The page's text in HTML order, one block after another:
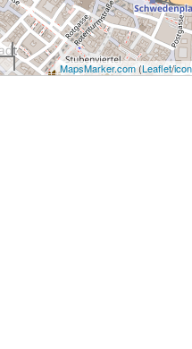
MapsMarker.com(Leaflet/